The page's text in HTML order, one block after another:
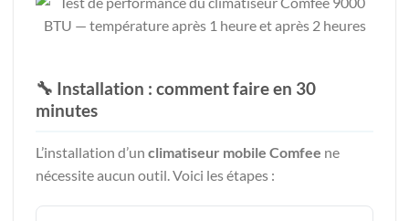
🔧 Installation : comment faire en 30
minutes
L’installation d’un climatiseur mobile Comfee ne
nécessite aucun outil. Voici les étapes :